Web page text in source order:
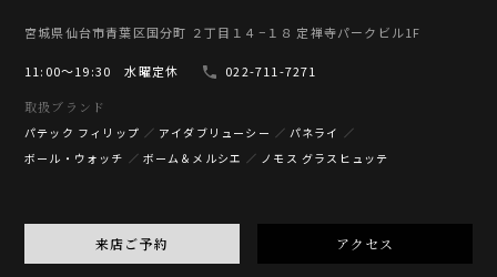
宮城県仙台市青葉区国分町 ２丁目１４−１８ 定禅寺パークビル1F
11:00〜19:30 水曜定休
022-711-7271
取扱ブランド
パテック フィリップ アイダブリューシー
パネライ
ボール・ウォッチ
ボーム＆メルシエ ノモス グラスヒュッテ
来店ご予約 アクセス